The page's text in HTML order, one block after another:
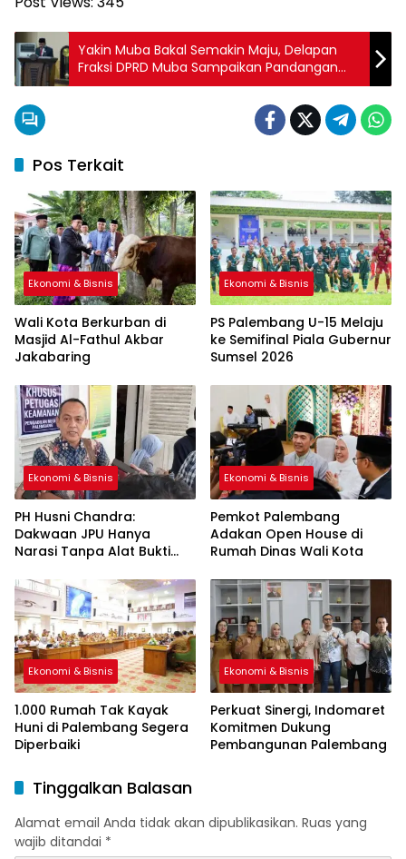
Yakin Muba Bakal Semakin Maju, Delapan
Fraksi DPRD Muba Sampaikan Pandangan
Umum
Pos Terkait
Ekonomi & Bisnis
Wali Kota Berkurban di
Masjid Al-Fathul Akbar
Jakabaring
Ekonomi & Bisnis
PS Palembang U-15 Melaju
ke Semifinal Piala Gubernur
Sumsel 2026
Ekonomi & Bisnis
PH Husni Chandra:
Dakwaan JPU Hanya
Narasi Tanpa Alat Bukti
Ekonomi & Bisnis
Pemkot Palembang
Adakan Open House di
Rumah Dinas Wali Kota
Ekonomi & Bisnis
1.000 Rumah Tak Kayak
Huni di Palembang Segera
Diperbaiki
Ekonomi & Bisnis
Perkuat Sinergi, Indomaret
Komitmen Dukung
Pembangunan Palembang
Tinggalkan Balasan
Alamat email Anda tidak akan dipublikasikan. Ruas yang
wajib ditandai *